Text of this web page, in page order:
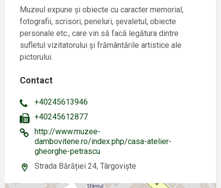
Muzeul expune şi obiecte cu caracter memorial,
fotografii, scrisori, peneluri, şevaletul, obiecte
personale etc., care vin să facă legătura dintre
sufletul vizitatorului şi frământările artistice ale
pictorului.
Contact
+40245613946
+40245612877
http://www.muzee-
dambovitene.ro/index.php/casa-atelier-
gheorghe-petrascu
Strada Bărăției 24, Târgoviște